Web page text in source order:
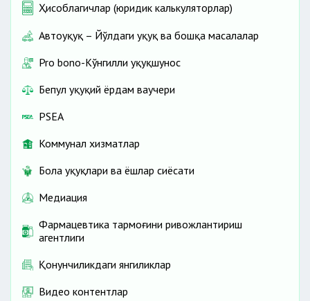
Ҳисоблагичлар (юридик калькуляторлар)
Автоҳуқуқ – Йўлдаги ҳуқуқ ва бошқа масалалар
Pro bono-Кўнгилли ҳуқуқшунос
Бепул ҳуқуқий ёрдам ваучери
PSEA
Коммунал хизматлар
Бола ҳуқуқлари ва ёшлар сиёсати
Медиация
Фармацевтика тармоғини ривожлантириш
агентлиги
Қонунчиликдаги янгиликлар
Видео контентлар